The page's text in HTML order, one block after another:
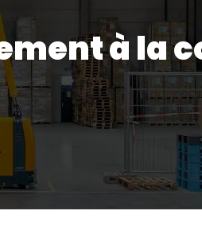
à la